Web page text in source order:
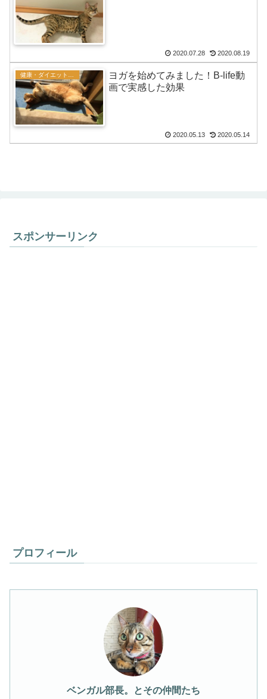
2020.07.28 2020.08.19
ヨガを始めてみました！B-life動
画で実感した効果
2020.05.13 2020.05.14
スポンサーリンク
プロフィール
ベンガル部長。とその仲間たち